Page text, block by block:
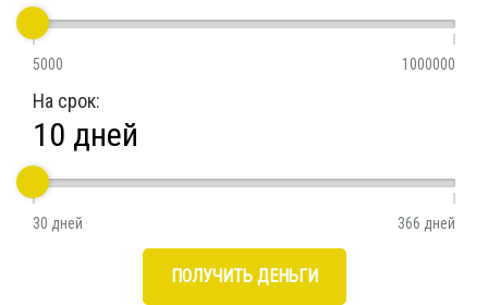
5000 1000000
На срок:
10 дней
30 дней 366 дней
ПОЛУЧИТЬ ДЕНЬГИ